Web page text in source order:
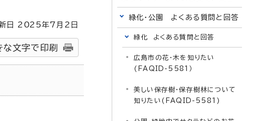
日 2025年7月2日
な文字で印刷
緑化・公園 よくある質問と回答
緑化 よくある質問と回答
広島市の花・木を知りたい
(FAQID-5581）
美しい保存樹・保存樹林について
知りたい(FAQID-5581)